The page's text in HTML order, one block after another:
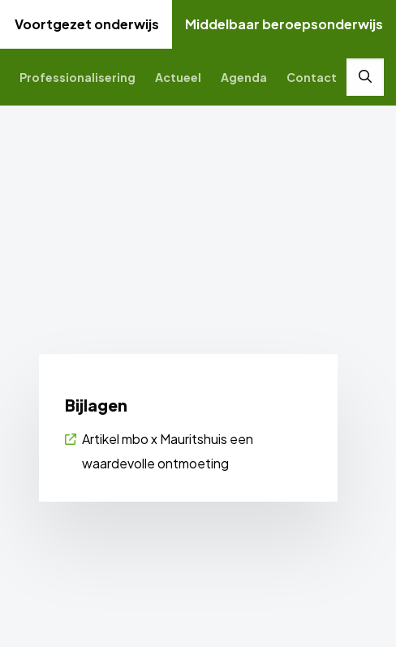
Voortgezet onderwijs Middelbaar beroepsonderwijs
Professionalisering Actueel Agenda Contact
Bijlagen
Artikel mbo x Mauritshuis een
waardevolle ontmoeting